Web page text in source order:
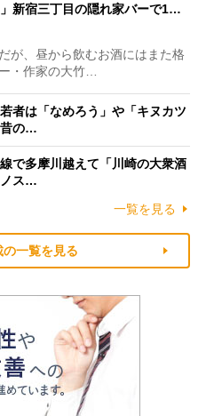
」新宿三丁目の隠れ家バーで1…
が、昼から飲むお酒にはまた格
・作家の大竹…
者は「なめろう」や「キヌカツ
の…
で多摩川越えて「川崎の大衆酒
ス…
一覧を見る
一覧を見る